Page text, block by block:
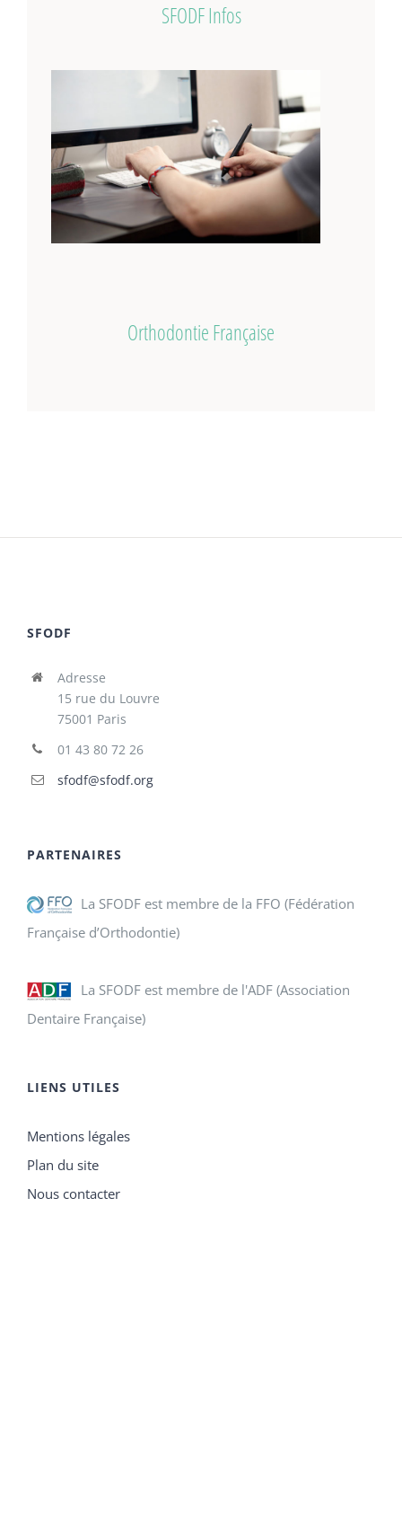
SFODF Infos
Orthodontie Française
SFODF
Adresse
15 rue du Louvre
75001 Paris
01 43 80 72 26
sfodf@sfodf.org
PARTENAIRES
La SFODF est membre de la FFO (Fédération
Française d’Orthodontie)
La SFODF est membre de l'ADF (Association
Dentaire Française)
LIENS UTILES
Mentions légales
Plan du site
Nous contacter